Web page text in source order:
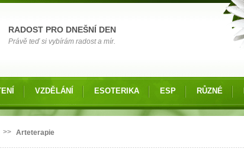
RADOST PRO DNEŠNÍ DEN
Právě teď si vybírám radost a mír.
VZDĚLÁNÍ ESOTERIKA ESP RŮZNÉ
>> Arteterapie